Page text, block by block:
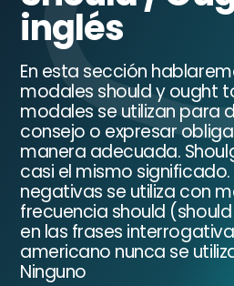
de
ZonaInglés
inglés
En esta sección
modales should y ought
modales se utilizan para
consejo o expresar
manera adecuada.
casi el mismo significado.
negativas se utiliza con
frecuencia should
en las frases
americano nunca se
Ninguno